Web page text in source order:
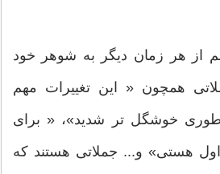
از هر زمان دیگر به شوهر خود
همچون « این تغییرات مهم
طوری خوشگل تر شدید»، « برای
هستی» و... جملاتی هستند که